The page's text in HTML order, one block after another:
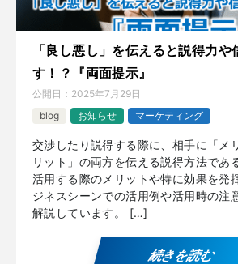
「良し悪し」を伝えると説得力や
す！？『両面提示』
公開日： 2025年7月29日
blog
お知らせ マーケティング
交渉したり説得する際に、相手に「メ
リット」の両方を伝える説得方法であ
活用する際のメリットや特に効果を発
ジネスシーンでの活用例や活用時の注
解説しています。 […]
続きを読む